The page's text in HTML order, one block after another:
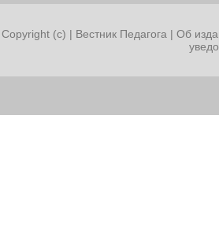
Copyright (c) | Вестник Педагога | Об